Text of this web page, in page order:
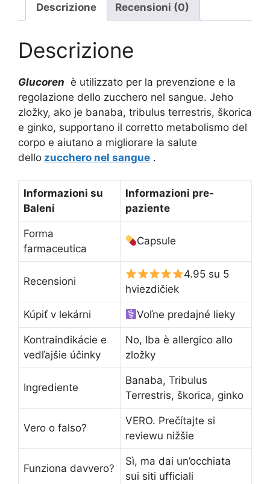
Descrizione Recensioni (0)
Descrizione
Glucoren è utilizzato per la prevenzione e la
regolazione dello zucchero nel sangue. Jeho
zložky, ako je banaba, tribulus terrestris, škorica
e ginko, supportano il corretto metabolismo del
corpo e aiutano a migliorare la salute
dello zucchero nel sangue .
Informazioni su
Baleni
Informazioni pre-
paziente
Forma
farmaceutica
Capsule
Recensioni
4.95 su 5
hviezdičiek
Kúpiť v lekárni Voľne predajné lieky
Kontraindikácie e
vedľajšie účinky
No, Iba è allergico allo
zložky
Ingrediente
Banaba, Tribulus
Terrestris, škorica, ginko
Vero o falso?
VERO. Prečítajte si
reviewu nižšie
Funziona davvero?
Sì, ma dai un’occhiata
sui siti ufficiali